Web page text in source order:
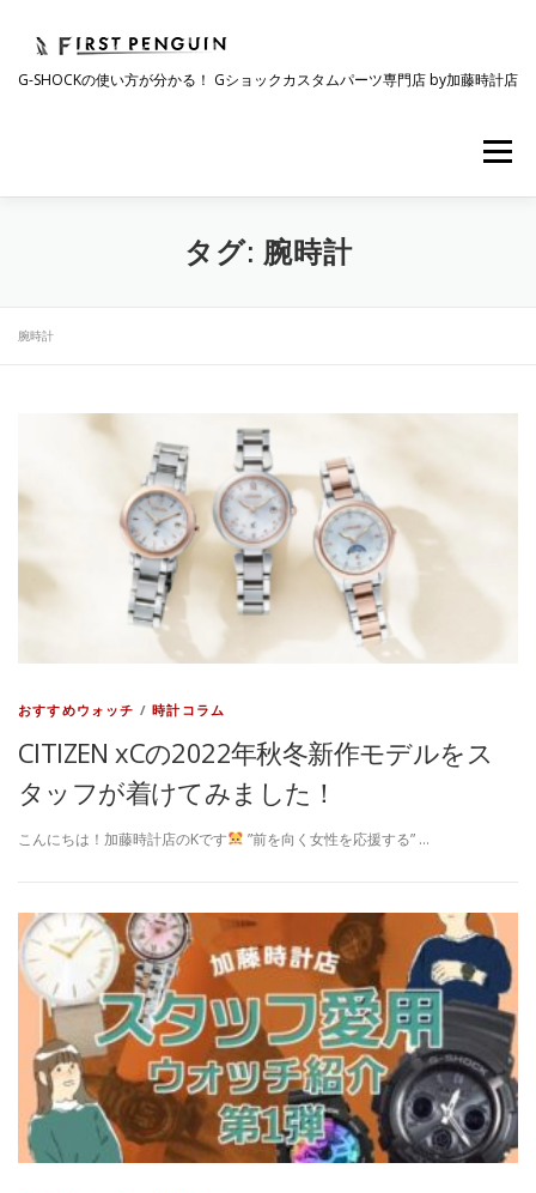
ッ
G-SHOCKの使い方が分かる！ Gショックカスタムパーツ専門店 by加藤時計店
メニュー
事業紹介 ワクワク企画
時計コラム
タグ: 腕時計
腕時計
おすすめウォッチ /時計コラム
CITIZEN xCの2022年秋冬新作モデルをス
タッフが着けてみました！
こんにちは！加藤時計店のKです ”前を向く女性を応援する” …